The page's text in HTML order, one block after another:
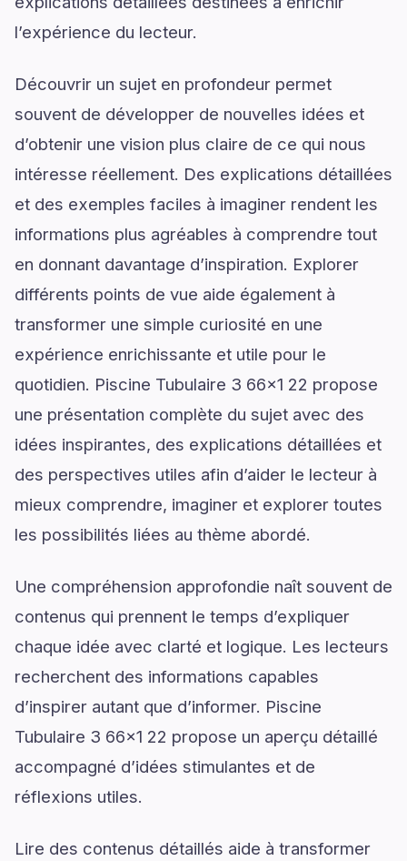
l’expérience du lecteur.
Découvrir un sujet en profondeur permet
souvent de développer de nouvelles idées et
d’obtenir une vision plus claire de ce qui nous
intéresse réellement. Des explications détaillées
et des exemples faciles à imaginer rendent les
informations plus agréables à comprendre tout
en donnant davantage d’inspiration. Explorer
différents points de vue aide également à
transformer une simple curiosité en une
expérience enrichissante et utile pour le
quotidien. Piscine Tubulaire 3 66x1 22 propose
une présentation complète du sujet avec des
idées inspirantes, des explications détaillées et
des perspectives utiles afin d’aider le lecteur à
mieux comprendre, imaginer et explorer toutes
les possibilités liées au thème abordé.
Une compréhension approfondie naît souvent de
contenus qui prennent le temps d’expliquer
chaque idée avec clarté et logique. Les lecteurs
recherchent des informations capables
d’inspirer autant que d’informer. Piscine
Tubulaire 3 66x1 22 propose un aperçu détaillé
accompagné d’idées stimulantes et de
réflexions utiles.
Lire des contenus détaillés aide à transformer